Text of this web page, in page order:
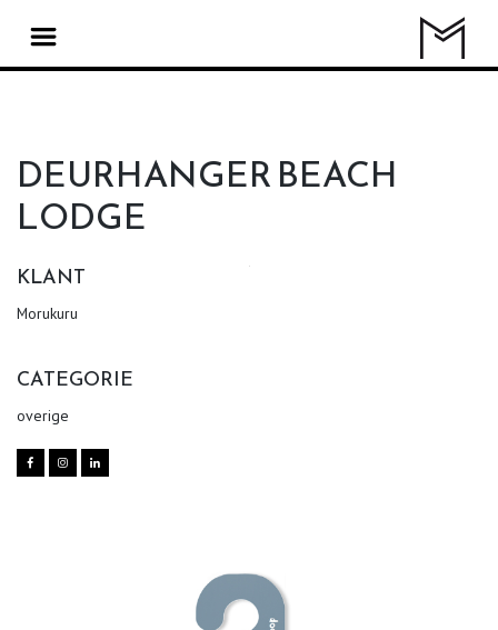
DEURHANGER BEACH
LODGE
KLANT
Morukuru
CATEGORIE
overige
  